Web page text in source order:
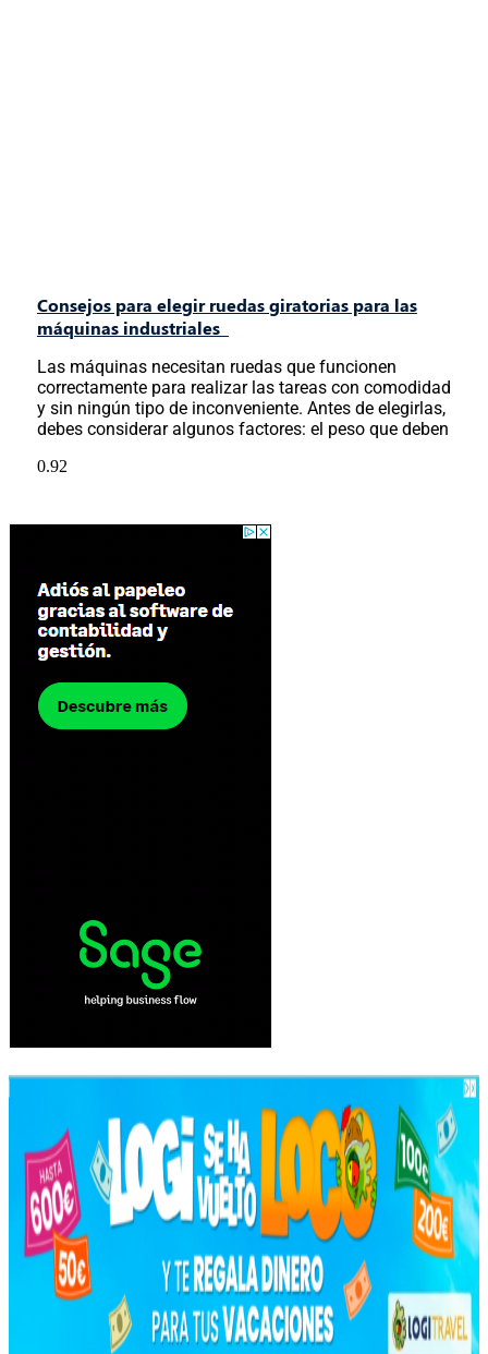
Consejos para elegir ruedas giratorias para las
máquinas industriales
Las máquinas necesitan ruedas que funcionen
correctamente para realizar las tareas con comodidad
y sin ningún tipo de inconveniente. Antes de elegirlas,
debes considerar algunos factores: el peso que deben